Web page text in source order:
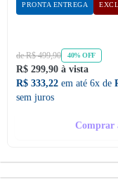
PRONTA ENTREGA
de R$ 499,90 40% OFF
R$ 299,90 à vista
R$ 333,22 em até 6x de
sem juros
Comprar